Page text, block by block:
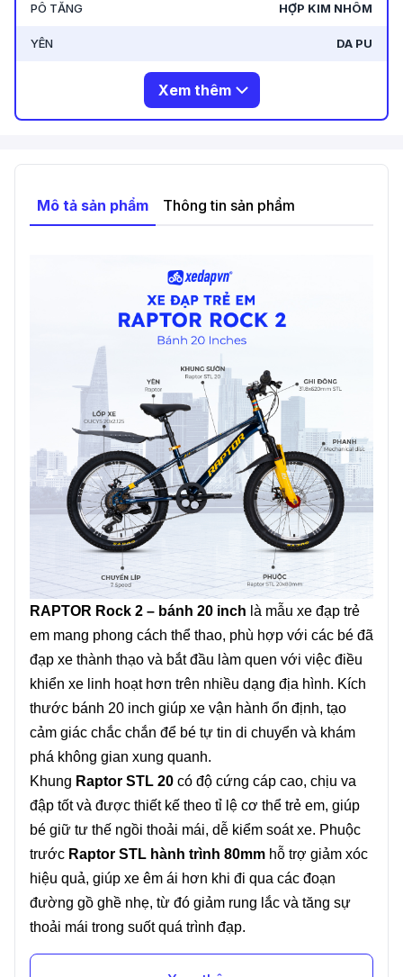
PÔ TĂNG HỢP KIM NHÔM
YÊN DA PU
Xem thêm
Mô tả sản phẩm Thông tin sản phẩm
RAPTOR Rock 2 – bánh 20 inch là mẫu xe đạp trẻ
em mang phong cách thể thao, phù hợp với các bé đã
đạp xe thành thạo và bắt đầu làm quen với việc điều
khiển xe linh hoạt hơn trên nhiều dạng địa hình. Kích
thước bánh 20 inch giúp xe vận hành ổn định, tạo
cảm giác chắc chắn để bé tự tin di chuyển và khám
phá không gian xung quanh.
Khung Raptor STL 20 có độ cứng cáp cao, chịu va
đập tốt và được thiết kế theo tỉ lệ cơ thể trẻ em, giúp
bé giữ tư thế ngồi thoải mái, dễ kiểm soát xe. Phuộc
trước Raptor STL hành trình 80mm hỗ trợ giảm xóc
hiệu quả, giúp xe êm ái hơn khi đi qua các đoạn
đường gồ ghề nhẹ, từ đó giảm rung lắc và tăng sự
thoải mái trong suốt quá trình đạp.